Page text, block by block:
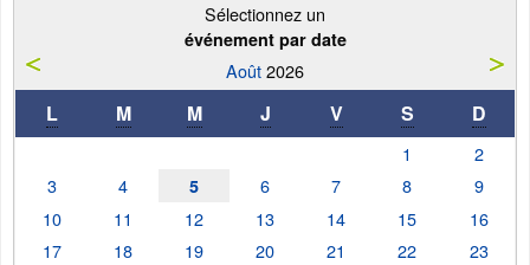
Sélectionnez un
événement par date
Août2026
L M M J V S D
1
2
3
4 5 6 7 8
9
10
11 12 13 14 15
16
17
18 19 20 21 22
23